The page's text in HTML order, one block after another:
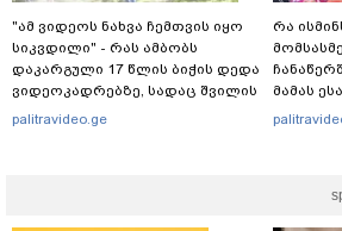
"ამ ვიდეოს ნახვა ჩემთვის იყო
სიკვდილი" - რას ამბობს
დაკარგული 17 წლის ბიჭის დედა
ვიდეოკადრებზე, სადაც შვილის
განწირული ვედრების ხმა
palitravideo.ge
რა
მამას